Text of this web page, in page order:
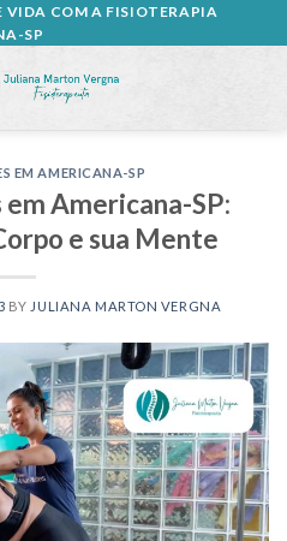
VIDA COM A FISIOTERAPIA
SP
EM AMERICANA-SP
Americana-SP:
e sua Mente
BY JULIANA MARTON VERGNA